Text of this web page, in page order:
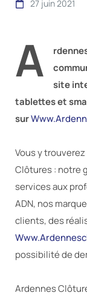
27 juin 2021
A
site
tablettes et
sur
Vous y
Clôtures : notre
services aux
ADN, nos
clients, des
possibilité de
Ardennes